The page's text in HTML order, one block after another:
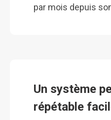
par mois depuis
Un système
répétable